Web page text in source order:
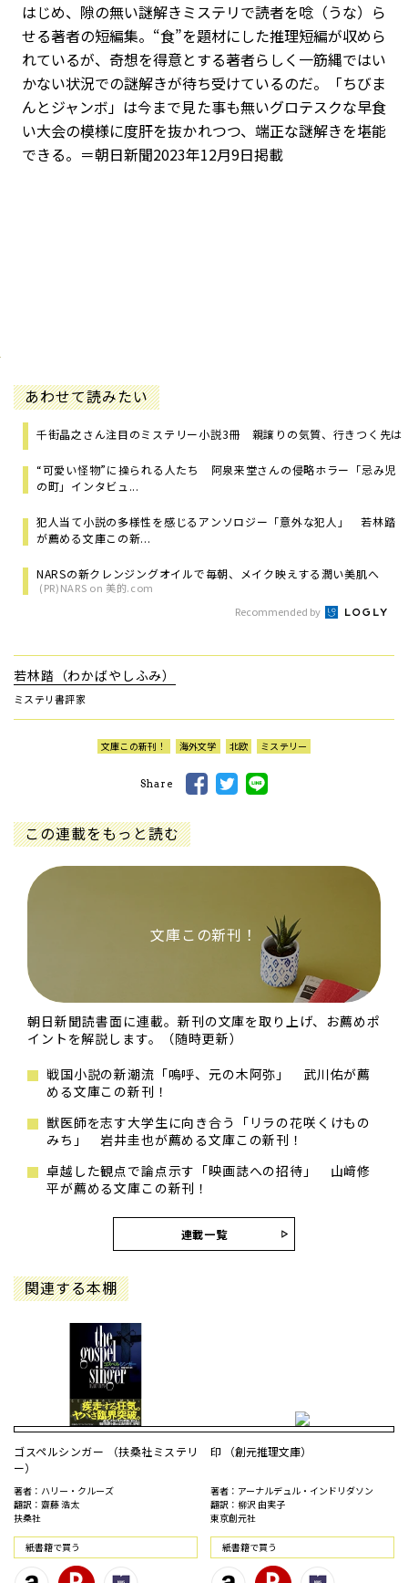
はじめ、隙の無い謎解きミステリで読者を唸（うな）ら
せる著者の短編集。“食”を題材にした推理短編が収めら
れているが、奇想を得意とする著者らしく一筋縄ではい
かない状況での謎解きが待ち受けているのだ。「ちびま
んとジャンボ」は今まで見た事も無いグロテスクな早食
い大会の模様に度肝を抜かれつつ、端正な謎解きを堪能
できる。＝朝日新聞2023年12月9日掲載
あわせて読みたい
千街晶之さん注目のミステリー小説3冊 親譲りの気質、行きつく先は
“可愛い怪物”に操られる人たち 阿泉来堂さんの侵略ホラー「忌み児
の町」インタビュ...
犯人当て小説の多様性を感じるアンソロジー「意外な犯人」 若林踏
が薦める文庫この新...
NARSの新クレンジングオイルで毎朝、メイク映えする潤い美肌へ
(PR)NARS on 美的.com
Recommended by
若林踏（わかばやしふみ）
ミステリ書評家
文庫この新刊！ 海外文学 北欧 ミステリー
Share
この連載をもっと読む
文庫この新刊！
朝日新聞読書面に連載。新刊の文庫を取り上げ、お薦めポ
イントを解説します。（随時更新）
戦国小説の新潮流「嗚呼、元の木阿弥」 武川佑が薦
める文庫この新刊！
獣医師を志す大学生に向き合う「リラの花咲くけもの
みち」 岩井圭也が薦める文庫この新刊！
卓越した観点で論点示す「映画誌への招待」 山﨑修
平が薦める文庫この新刊！
連載一覧
関連する本棚
ゴスペルシンガー （扶桑社ミステリ
ー）
著者：ハリー・クルーズ
翻訳：齋藤 浩太
扶桑社
紙書籍で買う
印 （創元推理文庫）
著者：アーナルデュル・インドリダソン
翻訳：柳沢 由実子
東京創元社
紙書籍で買う